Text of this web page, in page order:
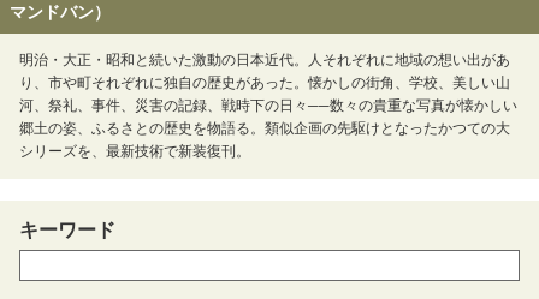
マンドバン）
明治・大正・昭和と続いた激動の日本近代。人それぞれに地域の想い出があ
り、市や町それぞれに独自の歴史があった。懐かしの街角、学校、美しい山
河、祭礼、事件、災害の記録、戦時下の日々──数々の貴重な写真が懐かしい
郷土の姿、ふるさとの歴史を物語る。類似企画の先駆けとなったかつての大
シリーズを、最新技術で新装復刊。
キーワード